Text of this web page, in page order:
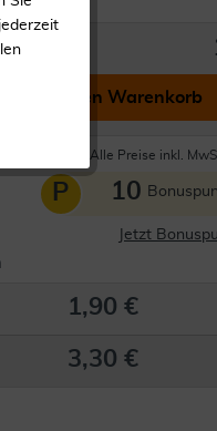
In den Warenkorb
Alle Preise inkl.
P 10
Jetzt
1,90 €
3,30 €